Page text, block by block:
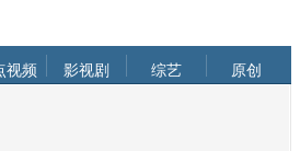
视频 影视剧 综艺 原创